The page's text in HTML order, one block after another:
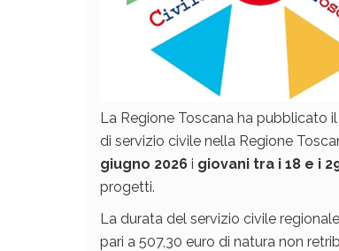
La Regione Toscana ha pubblicato il
di servizio civile nella Regione
giugno 2026 i giovani tra i 18 e i
progetti.
La durata del servizio civile
pari a 507,30 euro di natura non